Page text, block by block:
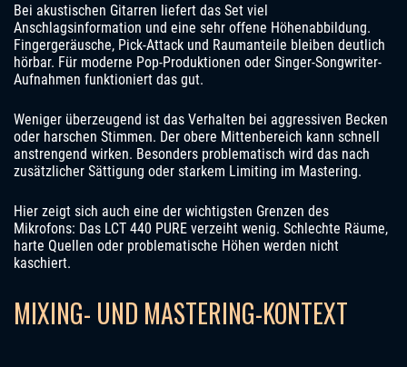
Bei akustischen Gitarren liefert das Set viel
Anschlagsinformation und eine sehr offene Höhenabbildung.
Fingergeräusche, Pick-Attack und Raumanteile bleiben deutlich
hörbar. Für moderne Pop-Produktionen oder Singer-Songwriter-
Aufnahmen funktioniert das gut.
Weniger überzeugend ist das Verhalten bei aggressiven Becken
oder harschen Stimmen. Der obere Mittenbereich kann schnell
anstrengend wirken. Besonders problematisch wird das nach
zusätzlicher Sättigung oder starkem Limiting im Mastering.
Hier zeigt sich auch eine der wichtigsten Grenzen des
Mikrofons: Das LCT 440 PURE verzeiht wenig. Schlechte Räume,
harte Quellen oder problematische Höhen werden nicht
kaschiert.
MIXING- UND MASTERING-KONTEXT